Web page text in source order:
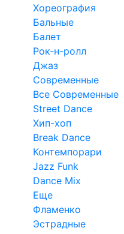
Хореография
Бальные
Балет
Рок-н-ролл
Джаз
Современные
Все Современные
Street Dance
Хип-хоп
Break Dance
Контемпорари
Jazz Funk
Dance Mix
Еще
Фламенко
Эстрадные